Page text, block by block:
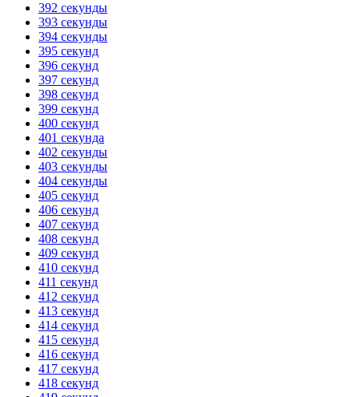
392 секунды
393 секунды
394 секунды
395 секунд
396 секунд
397 секунд
398 секунд
399 секунд
400 секунд
401 секунда
402 секунды
403 секунды
404 секунды
405 секунд
406 секунд
407 секунд
408 секунд
409 секунд
410 секунд
411 секунд
412 секунд
413 секунд
414 секунд
415 секунд
416 секунд
417 секунд
418 секунд